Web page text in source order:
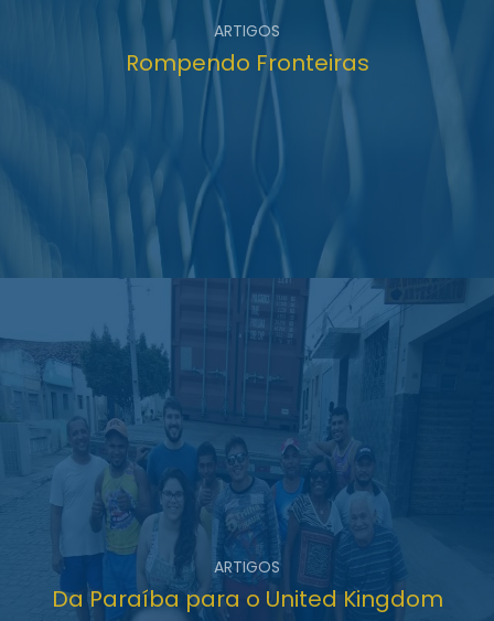
ARTIGOS
Rompendo Fronteiras
ARTIGOS
Da Paraíba para o United Kingdom